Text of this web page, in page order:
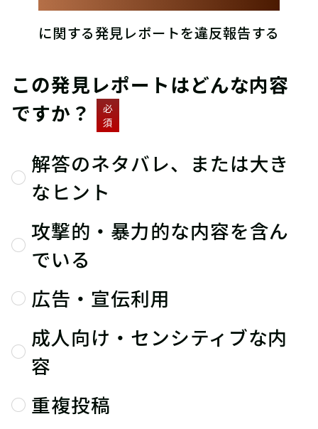
に関する発見レポートを違反報告する
この発見レポートはどんな内容
ですか？
必
須
解答のネタバレ、または大き
なヒント
攻撃的・暴力的な内容を含ん
でいる
広告・宣伝利用
成人向け・センシティブな内
容
重複投稿